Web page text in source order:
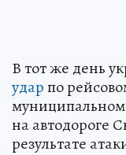
В тот же день
ударпо
на автодороге
результате